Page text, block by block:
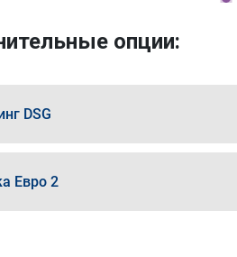
опции:
DSG
Евро 2